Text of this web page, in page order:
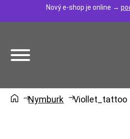
Nový e-shop je online →
Nymburk Viollet_tattoo